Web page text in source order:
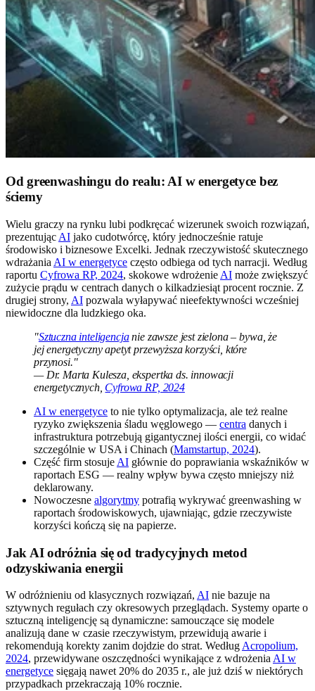
Od greenwashingu do realu: AI w energetyce bez
ściemy
Wielu graczy na rynku lubi podkręcać wizerunek swoich rozwiązań,
prezentując AI jako cudotwórcę, który jednocześnie ratuje
środowisko i biznesowe Excelki. Jednak rzeczywistość skutecznego
wdrażania AI w energetyce często odbiega od tych narracji. Według
raportu Cyfrowa RP, 2024, skokowe wdrożenie AI może zwiększyć
zużycie prądu w centrach danych o kilkadziesiąt procent rocznie. Z
drugiej strony, AI pozwala wyłapywać nieefektywności wcześniej
niewidoczne dla ludzkiego oka.
"Sztuczna inteligencjanie zawsze jest zielona – bywa, że
jej energetyczny apetyt przewyższa korzyści, które
przynosi."
— Dr. Marta Kulesza, ekspertka ds. innowacji
energetycznych, Cyfrowa RP, 2024
AI w energetyce to nie tylko optymalizacja, ale też realne
ryzyko zwiększenia śladu węglowego — centra danych i
infrastruktura potrzebują gigantycznej ilości energii, co widać
szczególnie w USA i Chinach (Mamstartup, 2024).
Część firm stosuje AI głównie do poprawiania wskaźników w
raportach ESG — realny wpływ bywa często mniejszy niż
deklarowany.
Nowoczesne algorytmy potrafią wykrywać greenwashing w
raportach środowiskowych, ujawniając, gdzie rzeczywiste
korzyści kończą się na papierze.
Jak AI odróżnia się od tradycyjnych metod
odzyskiwania energii
W odróżnieniu od klasycznych rozwiązań, AI nie bazuje na
sztywnych regułach czy okresowych przeglądach. Systemy oparte o
sztuczną inteligencję są dynamiczne: samouczące się modele
analizują dane w czasie rzeczywistym, przewidują awarie i
rekomendują korekty zanim dojdzie do strat. Według Acropolium,
2024, przewidywane oszczędności wynikające z wdrożenia AI w
energetyce sięgają nawet 20% do 2035 r., ale już dziś w niektórych
przypadkach przekraczają 10% rocznie.